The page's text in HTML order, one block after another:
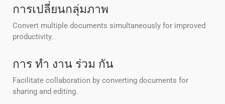
การเปลี่ยนกลุ่มภาพ
Convert multiple documents simultaneously for improved
productivity.
การ ทํา งาน ร่วม กัน
Facilitate collaboration by converting documents for
sharing and editing.